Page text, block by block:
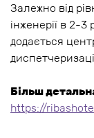
Залежно від
інженерії в 2-3
додається
Більш
https://